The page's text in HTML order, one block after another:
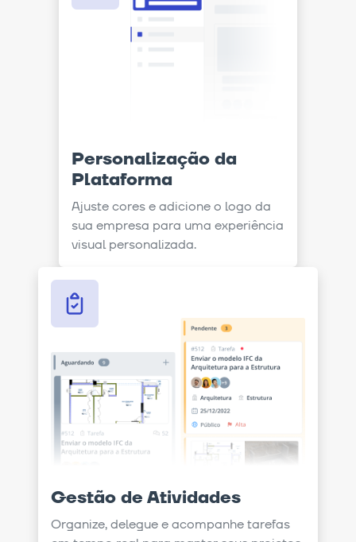
Personalização da
Plataforma
Ajuste cores e adicione o logo da
sua empresa para uma experiência
visual personalizada.
Gestão de Atividades
Organize, delegue e acompanhe tarefas